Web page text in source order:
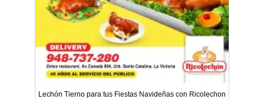
Lechón Tierno para tus Fiestas Navideñas con Ricolechon